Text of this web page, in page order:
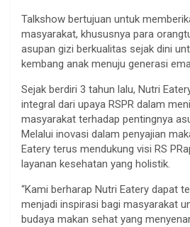
Talkshow bertujuan untuk
masyarakat, khususnya para
asupan gizi berkualitas sejak dini
kembang anak menuju generasi
Sejak berdiri 3 tahun lalu, Nutri
integral dari upaya RSPR dalam
masyarakat terhadap pentingnya
Melalui inovasi dalam penyajian
Eatery terus mendukung visi RS
layanan kesehatan yang holistik.
“Kami berharap Nutri Eatery dapat
menjadi inspirasi bagi masyarakat
budaya makan sehat yang